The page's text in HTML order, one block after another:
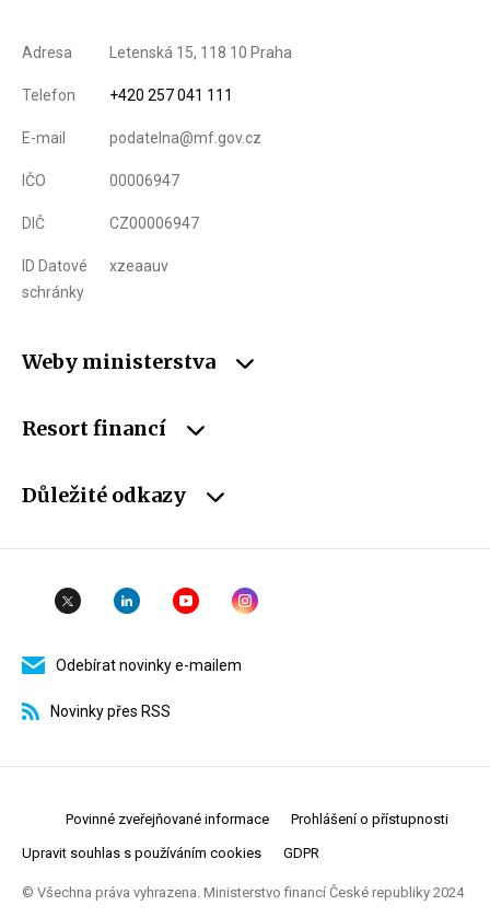
Adresa Letenská 15, 118 10 Praha
Telefon +420 257 041 111
E-mail podatelna@mf.gov.cz
IČO 00006947
DIČ CZ00006947
ID Datové
schránky
xzeaauv
Weby ministerstva
Resort financí
Důležité odkazy
Odebírat novinky e-mailem
Novinky přes RSS
Povinné zveřejňované informace Prohlášení o přístupnosti
Upravit souhlas s používáním cookies GDPR
© Všechna práva vyhrazena. Ministerstvo financí České republiky 2024